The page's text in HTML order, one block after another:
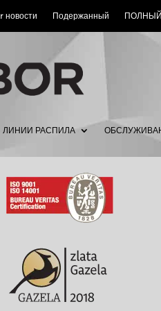
новости Подержанный
ЛИНИИ РАСПИЛА